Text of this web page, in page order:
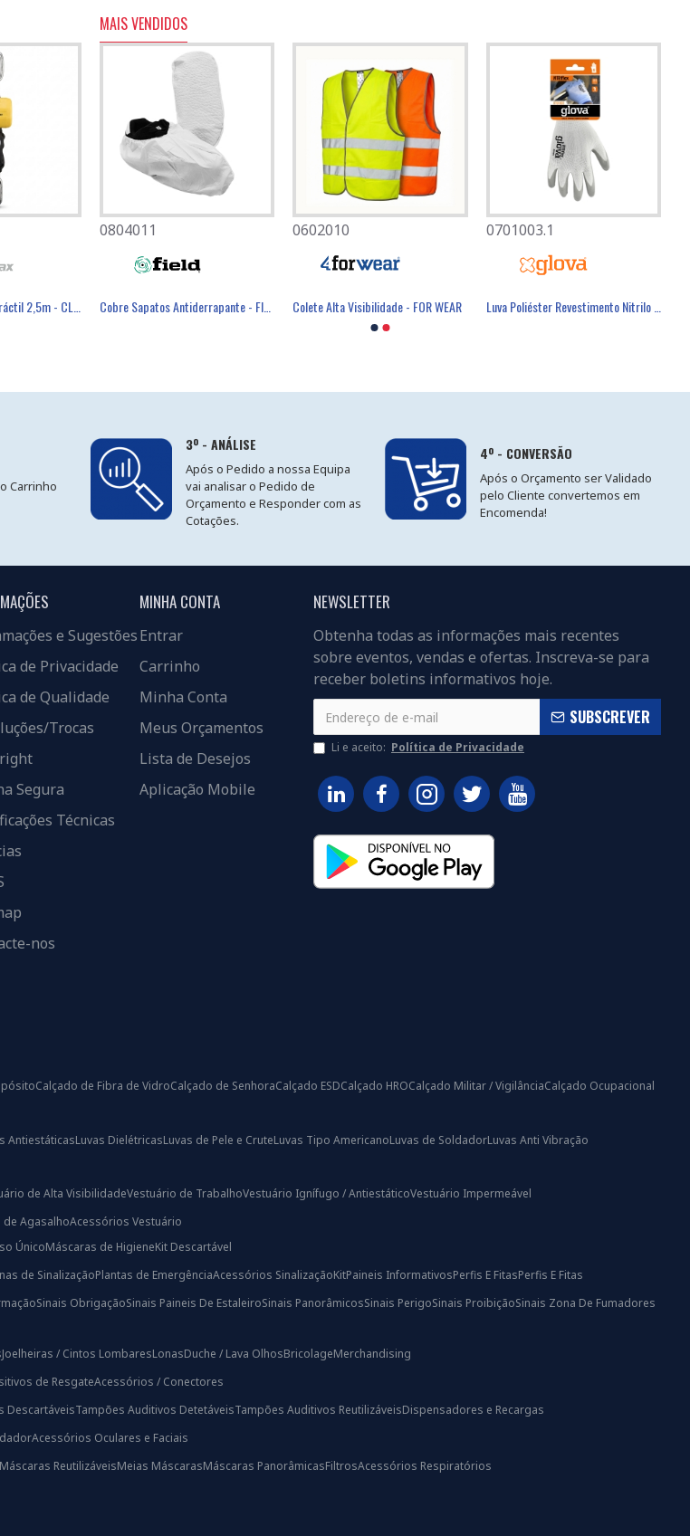
Antiqueda Auto Retráctil 2,5m - CLIMAX
MAIS VENDIDOS
Máscara Descartável FFP3 Com Válvula - FIELD
0804011
Cobre Sapatos Antiderrapante - FIELD
0602010
Colete Alta Visibilidade - FOR WEAR
0701003.1
Luva Poliéster Revestimento Nitrilo Cinzento - GLOVA
Carrinho
3º - ANÁLISE
Após o Pedido a nossa Equipa
vai analisar o Pedido de
Orçamento e Responder com as
Cotações.
4º - CONVERSÃO
Após o Orçamento ser Validado
pelo Cliente convertemos em
Encomenda!
e Sugestões
de Privacidade
de Qualidade
Trocas
Segura
Técnicas
nos
MINHA CONTA
Entrar
Carrinho
Minha Conta
Meus Orçamentos
Lista de Desejos
Aplicação Mobile
NEWSLETTER
Obtenha todas as informações mais recentes
sobre eventos, vendas e ofertas. Inscreva-se para
receber boletins informativos hoje.
SUBSCREVER
Li e aceito: Política de Privacidade
Calçado de Fibra de VidroCalçado de SenhoraCalçado ESDCalçado HROCalçado Militar / VigilânciaCalçado Ocupacional
AntiestáticasLuvas DielétricasLuvas de Pele e CruteLuvas Tipo AmericanoLuvas de SoldadorLuvas Anti Vibração
de Alta VisibilidadeVestuário de TrabalhoVestuário Ignífugo / AntiestáticoVestuário Impermeável
de AgasalhoAcessórios Vestuário
ÚnicoMáscaras de HigieneKit Descartável
de SinalizaçãoPlantas de EmergênciaAcessórios SinalizaçãoKitPaineis InformativosPerfis E FitasPerfis E Fitas
Sinais ObrigaçãoSinais Paineis De EstaleiroSinais PanorâmicosSinais PerigoSinais ProibiçãoSinais Zona De Fumadores
Joelheiras / Cintos LombaresLonasDuche / Lava OlhosBricolageMerchandising
de ResgateAcessórios / Conectores
DescartáveisTampões Auditivos DetetáveisTampões Auditivos ReutilizáveisDispensadores e Recargas
Acessórios Oculares e Faciais
Máscaras ReutilizáveisMeias MáscarasMáscaras PanorâmicasFiltrosAcessórios Respiratórios